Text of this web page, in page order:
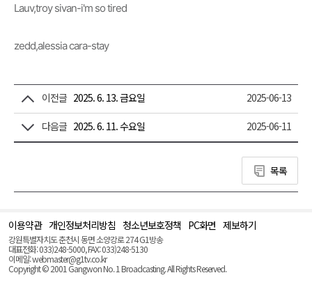
Lauv,troy sivan-i'm so tired
zedd,alessia cara-stay
이전글 2025. 6. 13. 금요일 2025-06-13
다음글 2025. 6. 11. 수요일 2025-06-11
목록
이용약관 개인정보처리방침 청소년보호정책 PC화면 제보하기
강원특별자치도 춘천시 동면 소양강로 274 G1방송
대표전화: 033)248-5000, FAX: 033)248-5130
이메일: webmaster@g1tv.co.kr
Copyright © 2001 Gangwon No. 1 Broadcasting. All Rights Reserved.